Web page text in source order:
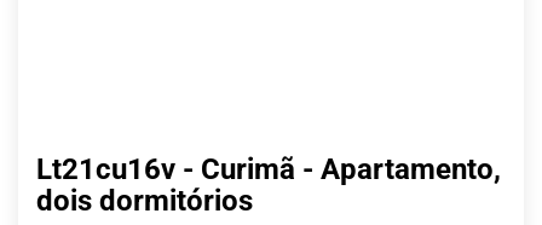
Lt21cu16v - Curimã - Apartamento,
dois dormitórios